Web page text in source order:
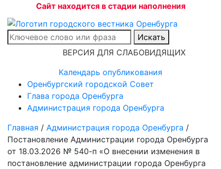
Сайт находится в стадии наполнения
Искать
ВЕРСИЯ ДЛЯ СЛАБОВИДЯЩИХ
Календарь опубликования
Оренбургский городской Совет
Глава города Оренбурга
Администрация города Оренбурга
Главная / Администрация города Оренбурга /
Постановление Администрации города Оренбурга
от 18.03.2026 № 540-п «О внесении изменения в
постановление администрации города Оренбурга